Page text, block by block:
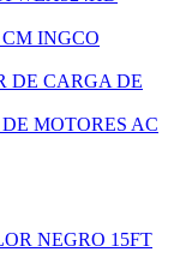
INGCO
DE CARGA DE
MOTORES AC
NEGRO 15FT